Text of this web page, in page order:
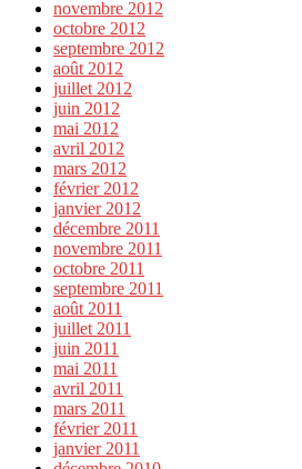
novembre 2012
octobre 2012
septembre 2012
août 2012
juillet 2012
juin 2012
mai 2012
avril 2012
mars 2012
février 2012
janvier 2012
décembre 2011
novembre 2011
octobre 2011
septembre 2011
août 2011
juillet 2011
juin 2011
mai 2011
avril 2011
mars 2011
février 2011
janvier 2011